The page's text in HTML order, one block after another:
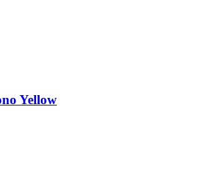
Yellow